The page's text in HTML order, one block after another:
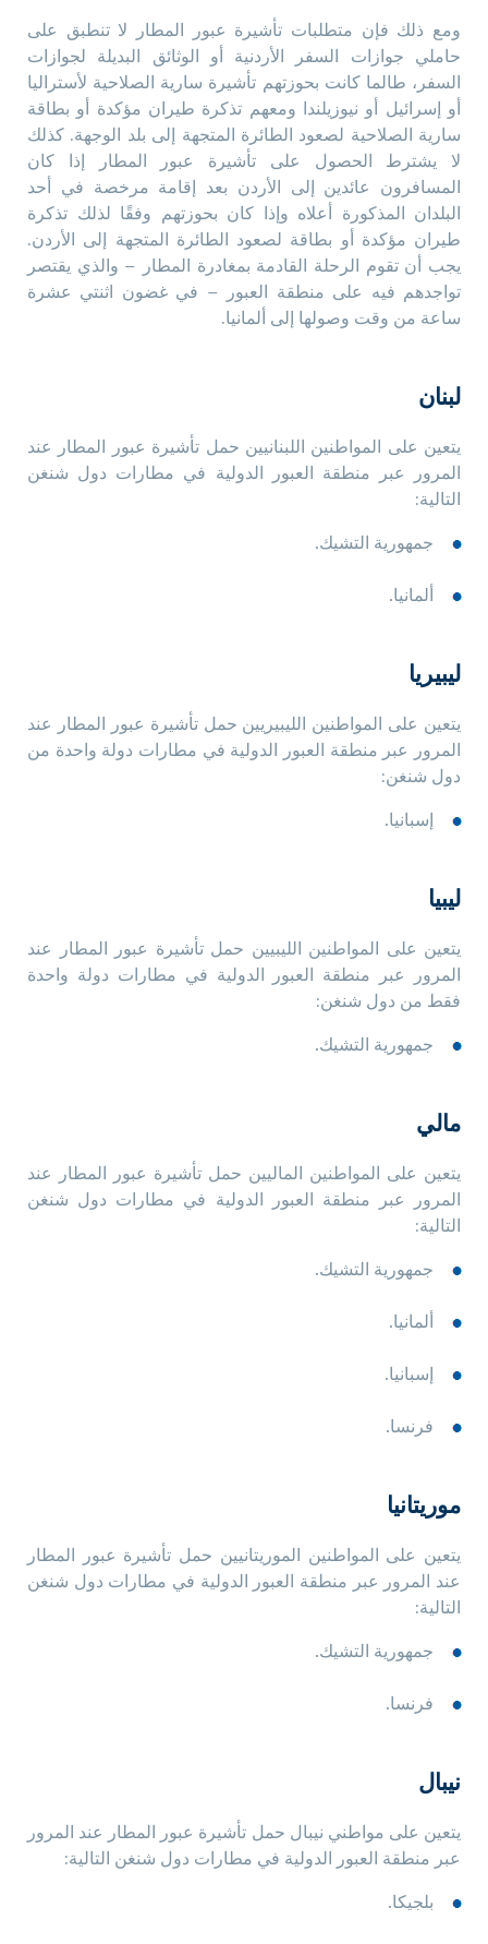
ومع ذلك فإن متطلبات تأشيرة عبور المطار لا تنطبق على
حاملي جوازات السفر الأردنية أو الوثائق البديلة لجوازات
السفر، طالما كانت بحوزتهم تأشيرة سارية الصلاحية لأستراليا
أو إسرائيل أو نيوزيلندا ومعهم تذكرة طيران مؤكدة أو بطاقة
سارية الصلاحية لصعود الطائرة المتجهة إلى بلد الوجهة. كذلك
لا يشترط الحصول على تأشيرة عبور المطار إذا كان
المسافرون عائدين إلى الأردن بعد إقامة مرخصة في أحد
البلدان المذكورة أعلاه وإذا كان بحوزتهم وفقًا لذلك تذكرة
طيران مؤكدة أو بطاقة لصعود الطائرة المتجهة إلى الأردن.
يجب أن تقوم الرحلة القادمة بمغادرة المطار – والذي يقتصر
تواجدهم فيه على منطقة العبور – في غضون اثنتي عشرة
ساعة من وقت وصولها إلى ألمانيا.
لبنان
يتعين على المواطنين اللبنانيين حمل تأشيرة عبور المطار عند
المرور عبر منطقة العبور الدولية في مطارات دول شنغن
التالية:
جمهورية التشيك.
ألمانيا.
ليبيريا
يتعين على المواطنين الليبيريين حمل تأشيرة عبور المطار عند
المرور عبر منطقة العبور الدولية في مطارات دولة واحدة من
دول شنغن:
إسبانيا.
ليبيا
يتعين على المواطنين الليبيين حمل تأشيرة عبور المطار عند
المرور عبر منطقة العبور الدولية في مطارات دولة واحدة
فقط من دول شنغن:
جمهورية التشيك.
مالي
يتعين على المواطنين الماليين حمل تأشيرة عبور المطار عند
المرور عبر منطقة العبور الدولية في مطارات دول شنغن
التالية:
جمهورية التشيك.
ألمانيا.
إسبانيا.
فرنسا.
موريتانيا
يتعين على المواطنين الموريتانيين حمل تأشيرة عبور المطار
عند المرور عبر منطقة العبور الدولية في مطارات دول شنغن
التالية:
جمهورية التشيك.
فرنسا.
نيبال
يتعين على مواطني نيبال حمل تأشيرة عبور المطار عند المرور
عبر منطقة العبور الدولية في مطارات دول شنغن التالية:
بلجيكا.